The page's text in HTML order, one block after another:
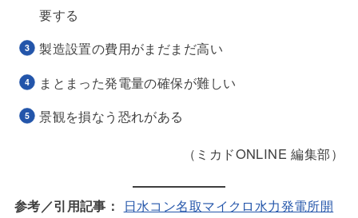
要する
製造設置の費用がまだまだ高い
まとまった発電量の確保が難しい
景観を損なう恐れがある
（ミカドONLINE 編集部）
参考／引用記事： 日水コン名取マイクロ水力発電所開